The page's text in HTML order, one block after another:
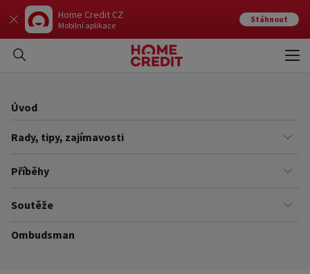
Home Credit CZ
Mobilní aplikace
Stáhnout
Úvod
Rady, tipy, zajímavosti
Finance
Ze života do života
Příběhy
Našich zákazníků
Soutěže
Aktuální a ukončené soutěže
Ombudsman